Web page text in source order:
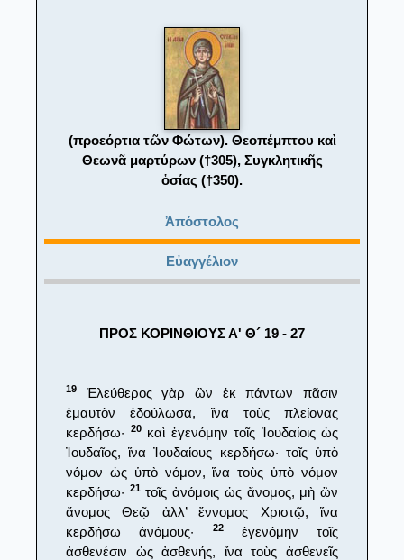
(προεόρτια τῶν Φώτων). Θεοπέμπτου καὶ
Θεωνᾶ μαρτύρων (†305), Συγκλητικῆς
ὁσίας (†350).
Ἀπόστολος
Εὐαγγέλιον
ΠΡΟΣ ΚΟΡΙΝΘΙΟΥΣ Α' Θ´ 19 - 27
19
Ἐλεύθερος γὰρ ὢν ἐκ πάντων πᾶσιν
ἐμαυτὸν ἐδούλωσα, ἵνα τοὺς πλείονας
κερδήσω·
20καὶ ἐγενόμην τοῖς Ἰουδαίοις ὡς
Ἰουδαῖος, ἵνα Ἰουδαίους κερδήσω· τοῖς ὑπὸ
νόμον ὡς ὑπὸ νόμον, ἵνα τοὺς ὑπὸ νόμον
κερδήσω· 21τοῖς ἀνόμοις ὡς ἄνομος, μὴ ὢν
ἄνομος Θεῷ ἀλλ’ ἔννομος Χριστῷ, ἵνα
κερδήσω ἀνόμους·
22ἐγενόμην τοῖς
ἀσθενέσιν ὡς ἀσθενής, ἵνα τοὺς ἀσθενεῖς